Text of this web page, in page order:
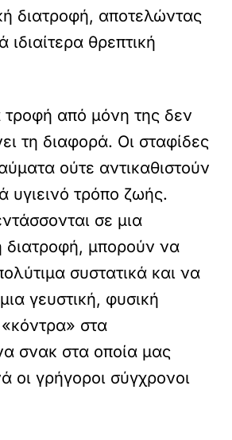
διατροφή, αποτελώντας
θρεπτική
τροφή από μόνη της δεν
τη διαφορά. Οι σταφίδες
ούτε αντικαθιστούν
υγιεινό τρόπο ζωής.
σε μια
διατροφή, μπορούν να
συστατικά και να
γευστική, φυσική
στα
σνακ στα οποία μας
οι γρήγοροι σύγχρονοι